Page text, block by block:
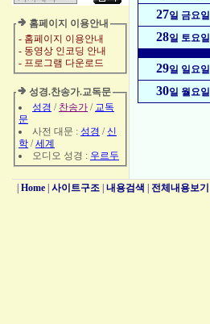
홈페이지 이용안내
- 홈페이지 이용안내
- 동영상 인코딩 안내
- 프로그램 다운로드
성경.찬송가.교독문
성경 / 찬송가 / 교독
문
사전 대문 : 성경 /신
학 /세계
오디오 성경 : 우르두
27일 금요일
28일 토요일
29일 일요일
30일 월요일
Home 사이트구조 내용검색 전체내용보기